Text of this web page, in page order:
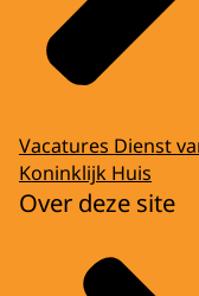
Vacatures Dienst
Koninklijk Huis
Over deze site